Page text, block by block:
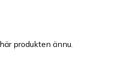
produkten ännu.